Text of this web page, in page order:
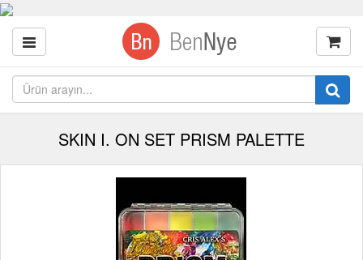
SKIN I. ON SET PRISM PALETTE